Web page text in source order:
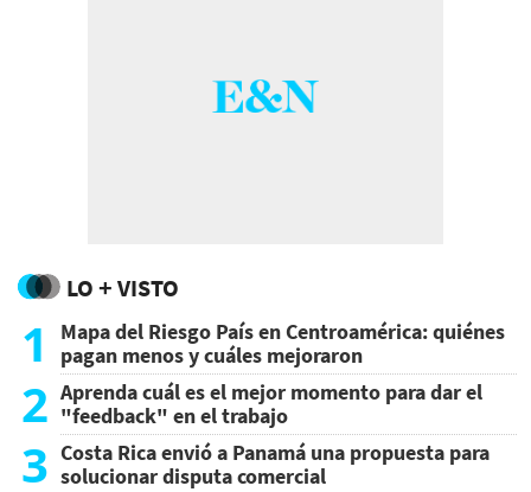
LO + VISTO
1
Mapa del Riesgo País en Centroamérica: quiénes
pagan menos y cuáles mejoraron
2 Aprenda cuál es el mejor momento para dar el
"feedback" en el trabajo
3 Costa Rica envió a Panamá una propuesta para
solucionar disputa comercial